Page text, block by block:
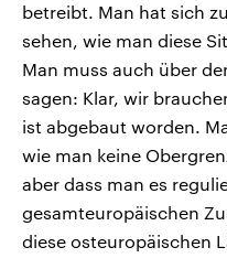
betreibt. Man hat sich
sehen, wie man diese
Man muss auch über
sagen: Klar, wir
ist abgebaut worden.
wie man keine
aber dass man es
gesamteuropäischen
diese osteuropäischen